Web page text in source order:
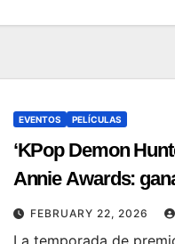
EVENTOS PELÍCULAS
‘KPop Demon
Annie Awards:
FEBRUARY 22, 2026
La temporada de